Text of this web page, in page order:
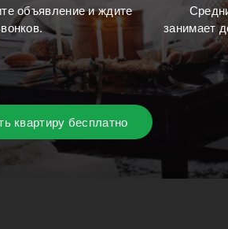
объявление и ждите
занимает
квартиру бесплатно